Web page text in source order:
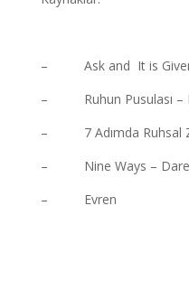
– Ask and It is Given
– Ruhun Pusulası –
– 7 Adımda Ruhsal
– Nine Ways – Darel
– Evren